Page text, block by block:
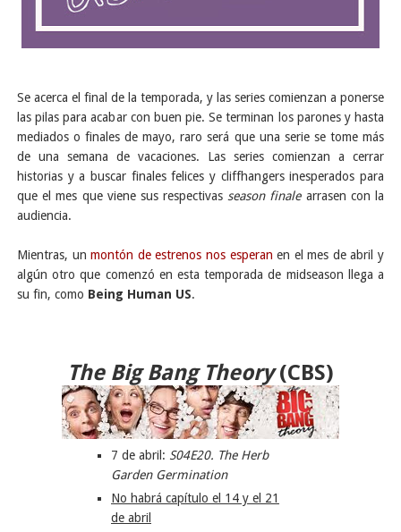
Se acerca el final de la temporada, y las series comienzan a ponerse
las pilas para acabar con buen pie. Se terminan los parones y hasta
mediados o finales de mayo, raro será que una serie se tome más
de una semana de vacaciones. Las series comienzan a cerrar
historias y a buscar finales felices y cliffhangers inesperados para
que el mes que viene sus respectivas season finale arrasen con la
audiencia.
Mientras, unmontón de estrenos nos esperan en el mes de abril y
algún otro que comenzó en esta temporada de midseason llega a
su fin, como Being Human US.
The Big Bang Theory(CBS)
7 de abril: S04E20. The Herb
Garden Germination
No habrá capítulo el 14 y el 21
de abril